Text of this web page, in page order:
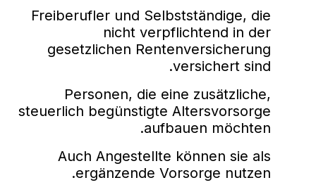
Freiberufler und Selbstständige, die
nicht verpflichtend in der
gesetzlichen Rentenversicherung
versichert sind.
Personen, die eine zusätzliche,
steuerlich begünstigte Altersvorsorge
aufbauen möchten.
Auch Angestellte können sie als
ergänzende Vorsorge nutzen.